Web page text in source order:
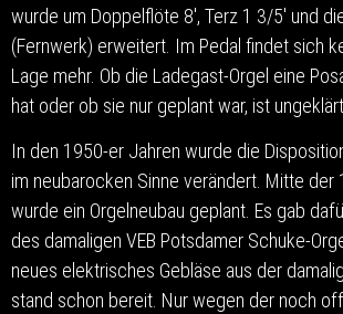
wurde um Doppelflöte 8′, Terz 1 3/5′ und
(Fernwerk) erweitert. Im Pedal findet sich
Lage mehr. Ob die Ladegast-Orgel eine
hat oder ob sie nur geplant war, ist ungeklärt.
In den 1950-er Jahren wurde die
im neubarocken Sinne verändert. Mitte der
wurde ein Orgelneubau geplant. Es gab
des damaligen VEB Potsdamer Schuke-
neues elektrisches Gebläse aus der
stand schon bereit. Nur wegen der noch